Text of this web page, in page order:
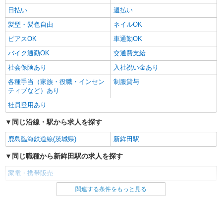
日払い
週払い
髪型・髪色自由
ネイルOK
ピアスOK
車通勤OK
バイク通勤OK
交通費支給
社会保険あり
入社祝い金あり
各種手当（家族・役職・インセン
ティブなど）あり
制服貸与
社員登用あり
同じ沿線・駅から求人を探す
鹿島臨海鉄道線(茨城県) 新鉾田駅
同じ職種から新鉾田駅の求人を探す
家電・携帯販売
同じ雇用形態から新鉾田駅の求人を探す
関連する条件をもっと見る